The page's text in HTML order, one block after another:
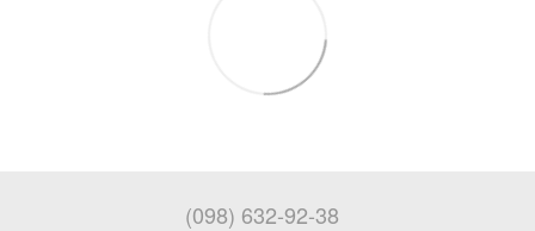
(098) 632-92-38